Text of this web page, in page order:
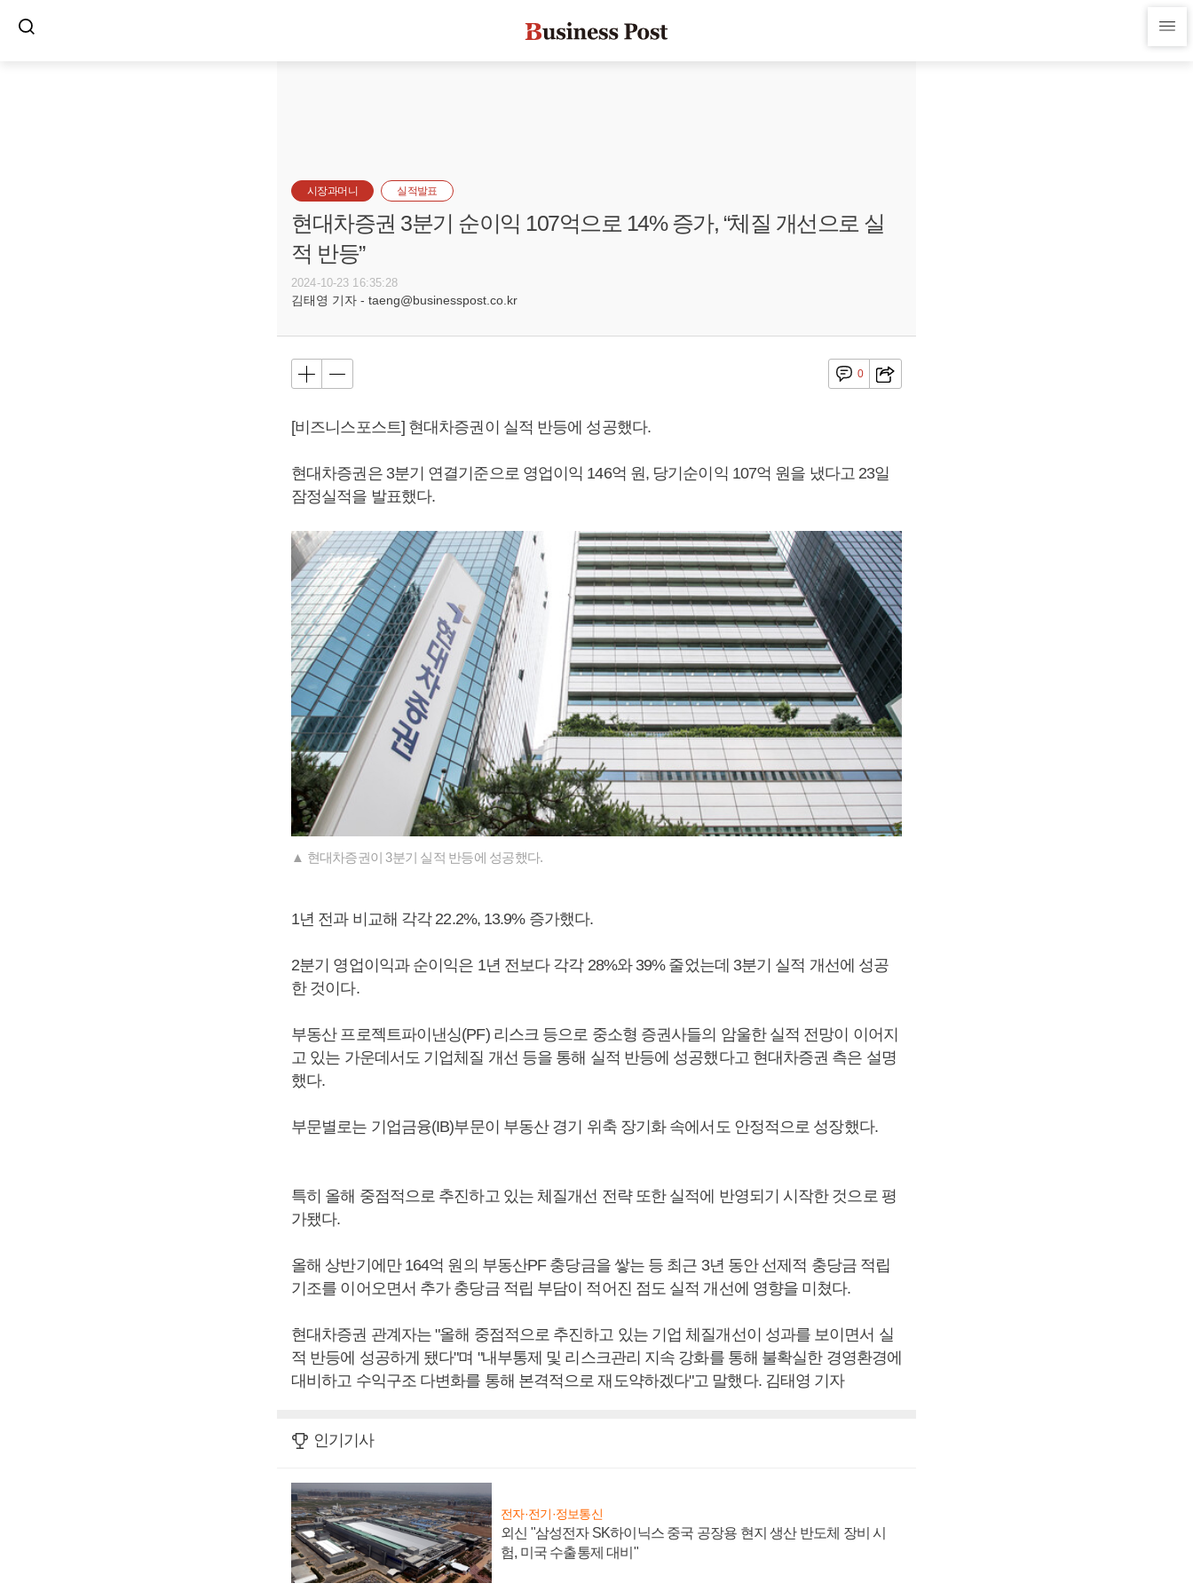
시장과머니 실적발표
현대차증권 3분기 순이익 107억으로 14% 증가, “체질 개선으로 실
적 반등”
2024-10-23 16:35:28
김태영 기자 - taeng@businesspost.co.kr
0
[비즈니스포스트] 현대차증권이 실적 반등에 성공했다.
현대차증권은 3분기 연결기준으로 영업이익 146억 원, 당기순이익 107억 원을 냈다고 23일
잠정실적을 발표했다.
▲ 현대차증권이 3분기 실적 반등에 성공했다.
1년 전과 비교해 각각 22.2%, 13.9% 증가했다.
2분기 영업이익과 순이익은 1년 전보다 각각 28%와 39% 줄었는데 3분기 실적 개선에 성공
한 것이다.
부동산 프로젝트파이낸싱(PF) 리스크 등으로 중소형 증권사들의 암울한 실적 전망이 이어지
고 있는 가운데서도 기업체질 개선 등을 통해 실적 반등에 성공했다고 현대차증권 측은 설명
했다.
부문별로는 기업금융(IB)부문이 부동산 경기 위축 장기화 속에서도 안정적으로 성장했다.
특히 올해 중점적으로 추진하고 있는 체질개선 전략 또한 실적에 반영되기 시작한 것으로 평
가됐다.
올해 상반기에만 164억 원의 부동산PF 충당금을 쌓는 등 최근 3년 동안 선제적 충당금 적립
기조를 이어오면서 추가 충당금 적립 부담이 적어진 점도 실적 개선에 영향을 미쳤다.
현대차증권 관계자는 "올해 중점적으로 추진하고 있는 기업 체질개선이 성과를 보이면서 실
적 반등에 성공하게 됐다"며 "내부통제 및 리스크관리 지속 강화를 통해 불확실한 경영환경에
대비하고 수익구조 다변화를 통해 본격적으로 재도약하겠다"고 말했다. 김태영 기자
인기기사
전자·전기·정보통신
외신 "삼성전자 SK하이닉스 중국 공장용 현지 생산 반도체 장비 시
험, 미국 수출통제 대비"